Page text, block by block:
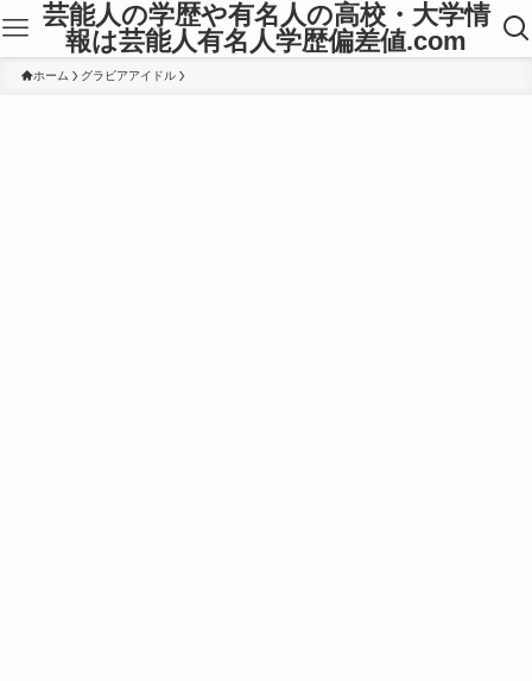
芸能人の学歴や有名人の高校・大学情
報は芸能人有名人学歴偏差値.com
ホーム グラビアアイドル